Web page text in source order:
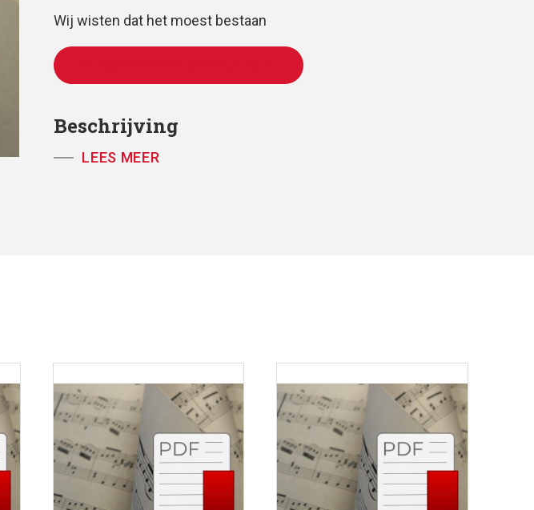
Wij wisten dat het moest bestaan
Beschrijving
LEES MEER